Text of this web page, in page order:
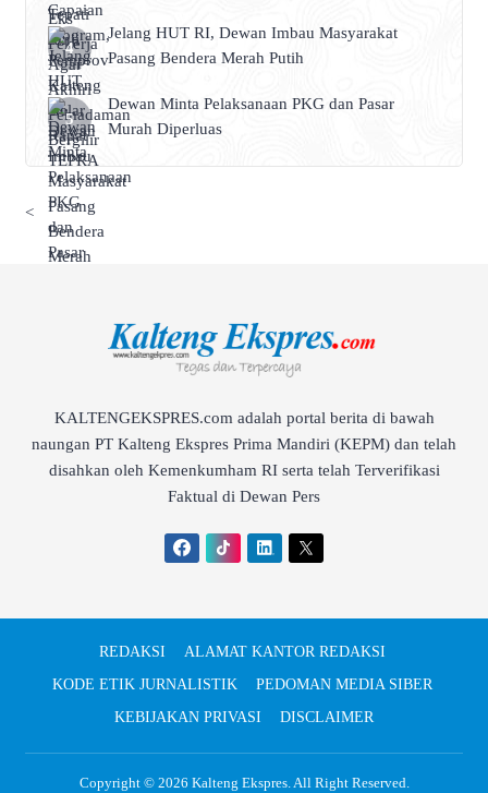
Jelang HUT RI, Dewan Imbau Masyarakat
Pasang Bendera Merah Putih
Dewan Minta Pelaksanaan PKG dan Pasar
Murah Diperluas
<
KALTENGEKSPRES.com adalah portal berita di bawah
naungan PT Kalteng Ekspres Prima Mandiri (KEPM) dan telah
disahkan oleh Kemenkumham RI serta telah Terverifikasi
Faktual di Dewan Pers
REDAKSI
ALAMAT KANTOR REDAKSI
KODE ETIK JURNALISTIK
PEDOMAN MEDIA SIBER
KEBIJAKAN PRIVASI
DISCLAIMER
Copyright © 2026 Kalteng Ekspres. All Right Reserved.